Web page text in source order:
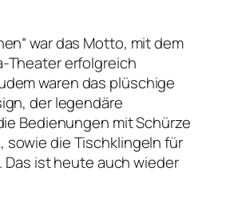
war das Motto, mit dem
Theater erfolgreich
waren das plüschige
der legendäre
Bedienungen mit Schürze
sowie die Tischklingeln für
Das ist heute auch wieder